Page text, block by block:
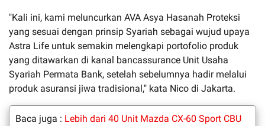
"Kali ini, kami meluncurkan AVA Asya Hasanah Proteksi
yang sesuai dengan prinsip Syariah sebagai wujud upaya
Astra Life untuk semakin melengkapi portofolio produk
yang ditawarkan di kanal bancassurance Unit Usaha
Syariah Permata Bank, setelah sebelumnya hadir melalui
produk asuransi jiwa tradisional," kata Nico di Jakarta.
Baca juga : Lebih dari 40 Unit Mazda CX-60 Sport CBU